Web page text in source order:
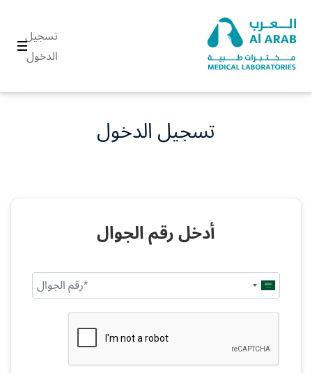
تسجيل
الدخول
تسجيل الدخول
أدخل رقم الجوال
Saudi
Arabia